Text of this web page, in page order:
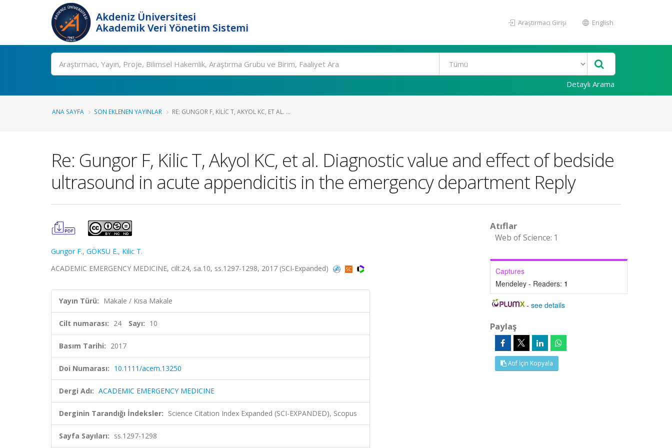
Akdeniz Üniversitesi
Akademik Veri Yönetim Sistemi
Araştırmacı Girişi English
Ara
Detaylı Arama
ANA SAYFA SON EKLENEN YAYINLAR RE: GUNGOR F, KILIC T, AKYOL KC, ET AL. ...
Re: Gungor F, Kilic T, Akyol KC, et al. Diagnostic value and effect of bedside
ultrasound in acute appendicitis in the emergency department Reply
Gungor F., GÖKSU E., Kilic T.
ACADEMIC EMERGENCY MEDICINE, cilt.24, sa.10, ss.1297-1298, 2017 (SCI-Expanded)
Yayın Türü: Makale / Kısa Makale
Cilt numarası: 24 Sayı: 10
Basım Tarihi: 2017
Doi Numarası: 10.1111/acem.13250
Dergi Adı: ACADEMIC EMERGENCY MEDICINE
Derginin Tarandığı İndeksler: Science Citation Index Expanded (SCI-EXPANDED), Scopus
Sayfa Sayıları: ss.1297-1298
Atıflar
Web of Science: 1
Captures
Mendeley - Readers: 1
-see details
Paylaş
Atıf İçin Kopyala